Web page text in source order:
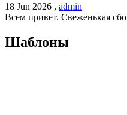
18 Jun 2026 , admin
Всем привет. Свеженькая
Шаблоны